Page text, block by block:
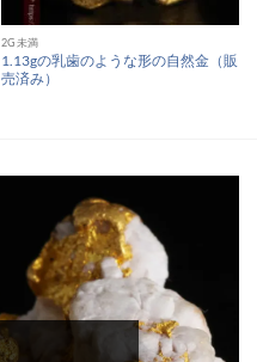
2G未満
1.13gの乳歯のような形の自然金（販
売済み）